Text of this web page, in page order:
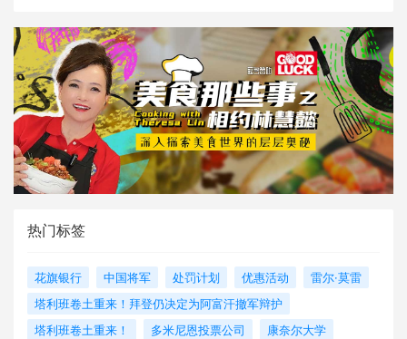
热门标签
花旗银行 中国将军 处罚计划 优惠活动
雷尔·莫雷
塔利班卷土重来！拜登仍决定为阿富汗撤军辩护
塔利班卷土重来！
多米尼恩投票公司
康奈尔大学